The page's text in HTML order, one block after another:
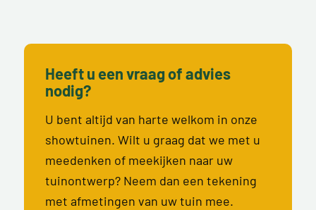
Heeft u een vraag of advies
nodig?
U bent altijd van harte welkom in onze
showtuinen. Wilt u graag dat we met u
meedenken of meekijken naar uw
tuinontwerp? Neem dan een tekening
met afmetingen van uw tuin mee.